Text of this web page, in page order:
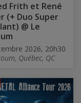
Frith et René
(+ Duo Super
@ Le
2026, 20h30
Québec, QC